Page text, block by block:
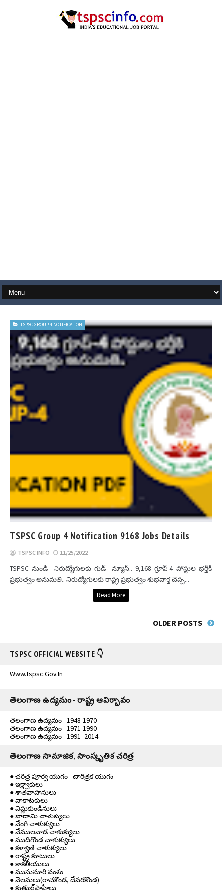
TSPSC GROUP 4 NOTIFICATION
TSPSC Group 4 Notification 9168 Jobs Details
TSPSC INFO 11/25/2022
TSPSC నుండి నిరుద్యోగులకు గుడ్ న్యూస్‌.. 9,168 గ్రూప్‌-4 పోస్టుల భర్తీకి
ప్రభుత్వం అనుమతి.. నిరుద్యోగులకు రాష్ట్ర ప్రభుత్వం శుభవార్త చెప్ప...
Read More
OLDER POSTS
TSPSC OFFICIAL WEBSITE 👇
Www.tspsc.gov.in
తెలంగాణ ఉద్యమం - రాష్ట్ర ఆవిర్భావం
తెలంగాణ ఉద్యమం - 1948-1970
తెలంగాణ ఉద్యమం - 1971-1990
తెలంగాణ ఉద్యమం - 1991- 2014
తెలంగాణ సామాజిక, సాంస్కృతిక చరిత్ర
● చరిత్ర పూర్వ యుగం - చారిత్రక యుగం
● ఇక్ష్వాకులు
● శాతవాహనులు
● వాకాటకులు
● విష్ణుకుండినులు
● బాదామి చాళుక్యులు
● వేంగి చాళుక్యులు
● వేములవాడ చాళుక్యులు
● ముదిగొండ చాళుక్యులు
● కళ్యాణి చాళుక్యులు
● రాష్ట్ర కూటులు
● కాకతీయులు
● ముసునూరి వంశం
● వెలమలు(రాచకొండ, దేవరకొండ)
● కుతుబ్‌షాహీలు